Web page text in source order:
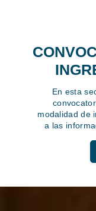
En esta
modalidad de
a las